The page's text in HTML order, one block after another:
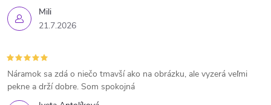
Mili
21.7.2026
Náramok sa zdá o niečo tmavší ako na obrázku, ale vyzerá veľmi
pekne a drží dobre. Som spokojná